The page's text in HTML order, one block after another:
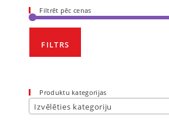
Filtrēt pēc cenas
FILTRS
Produktu kategorijas
Izvēlēties kategoriju